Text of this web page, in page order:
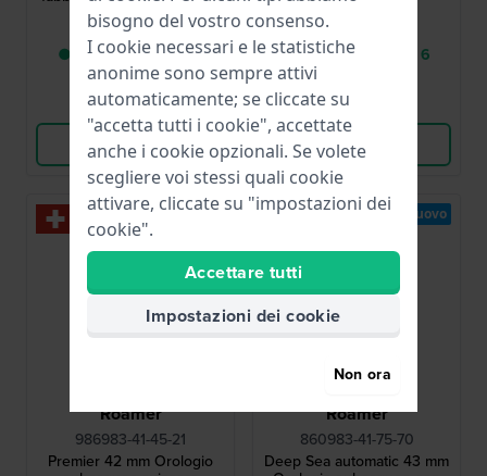
data
525,00 €
● Consegna in 2 a 5
giorni lavorativi
Confronta
Vedi i prodotti
769,00 €
● Consegna in 3 a 6
giorni lavorativi
Confronta
Vedi i prodotti
Roamer
986983-41-45-21
Premier 42 mm Orologio
Nuovo
Roamer
860983-41-75-70
Deep Sea automatic 43 mm
Nuovo
bisogno del vostro consenso.
I cookie necessari e le statistiche
anonime sono sempre attivi
automaticamente; se cliccate su
"accetta tutti i cookie", accettate
anche i cookie opzionali. Se volete
scegliere voi stessi quali cookie
attivare, cliccate su "impostazioni dei
cookie".
Accettare tutti
Impostazioni dei cookie
Non ora